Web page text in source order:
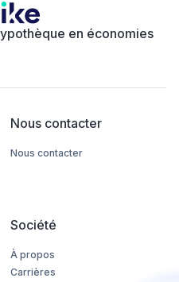
en économies
Nous contacter
Nous contacter
Société
À propos
Carrières